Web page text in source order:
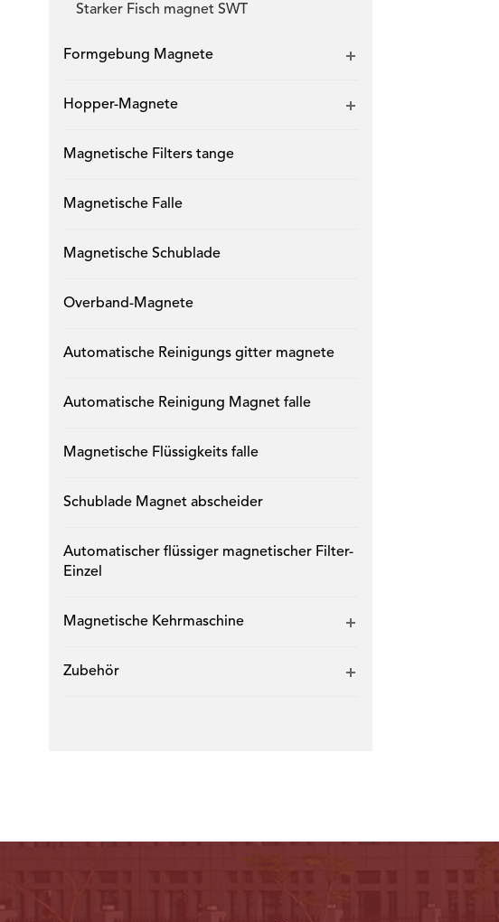
Starker Fisch magnet SWT
Formgebung Magnete
Hopper-Magnete
Magnetische Filters tange
Magnetische Falle
Magnetische Schublade
Overband-Magnete
Automatische Reinigungs gitter magnete
Automatische Reinigung Magnet falle
Magnetische Flüssigkeits falle
Schublade Magnet abscheider
Automatischer flüssiger magnetischer Filter-
Einzel
Magnetische Kehrmaschine
Zubehör